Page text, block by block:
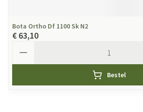
Bota Ortho Df 1100 Sk N2
€ 63,10
Bestel